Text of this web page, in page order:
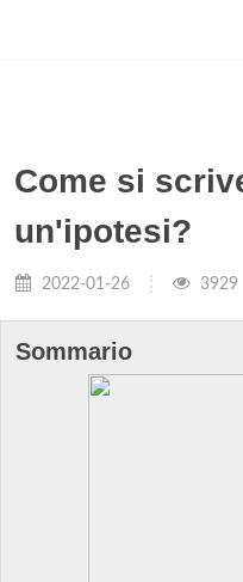
Come si
un'ipotesi?
2022-01-26 3929
Sommario